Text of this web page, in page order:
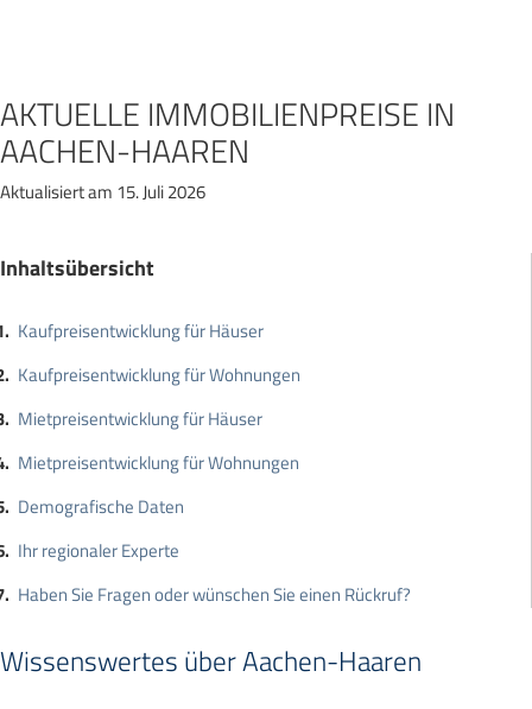
AKTUELLE IMMOBILIENPREISE IN
AACHEN-HAAREN
Aktualisiert am 15. Juli 2026
Inhaltsübersicht
Kaufpreisentwicklung für Häuser
Kaufpreisentwicklung für Wohnungen
Mietpreisentwicklung für Häuser
Mietpreisentwicklung für Wohnungen
Demografische Daten
Ihr regionaler Experte
Haben Sie Fragen oder wünschen Sie einen Rückruf?
Wissenswertes über Aachen-Haaren